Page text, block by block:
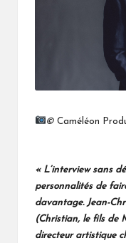
© Caméléon
« L’interview sans
personnalités de
davantage. Jean-
(Christian, le fils de
directeur artistique